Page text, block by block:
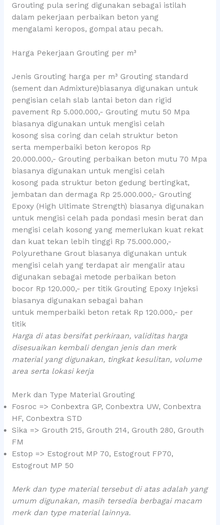
Grouting pula sering digunakan sebagai istilah
dalam pekerjaan perbaikan beton yang
mengalami keropos, gompal atau pecah.
Harga Pekerjaan Grouting per m³
Jenis Grouting harga per m³ Grouting standard
(sement dan Admixture)biasanya digunakan untuk
pengisian celah slab lantai beton dan rigid
pavement Rp 5.000.000,- Grouting mutu 50 Mpa
biasanya digunakan untuk mengisi celah
kosong sisa coring dan celah struktur beton
serta memperbaiki beton keropos Rp
20.000.000,- Grouting perbaikan beton mutu 70 Mpa
biasanya digunakan untuk mengisi celah
kosong pada struktur beton gedung bertingkat,
jembatan dan dermaga Rp 25.000.000,- Grouting
Epoxy (High Ultimate Strength) biasanya digunakan
untuk mengisi celah pada pondasi mesin berat dan
mengisi celah kosong yang memerlukan kuat rekat
dan kuat tekan lebih tinggi Rp 75.000.000,-
Polyurethane Grout biasanya digunakan untuk
mengisi celah yang terdapat air mengalir atau
digunakan sebagai metode perbaikan beton
bocor Rp 120.000,- per titik Grouting Epoxy Injeksi
biasanya digunakan sebagai bahan
untuk memperbaiki beton retak Rp 120.000,- per
titik
Harga di atas bersifat perkiraan, validitas harga
disesuaikan kembali dengan jenis dan merk
material yang digunakan, tingkat kesulitan, volume
area serta lokasi kerja
Merk dan Type Material Grouting
Fosroc => Conbextra GP, Conbextra UW, Conbextra
HF, Conbextra STD
Sika => Grouth 215, Grouth 214, Grouth 280, Grouth
FM
Estop => Estogrout MP 70, Estogrout FP70,
Estogrout MP 50
Merk dan type material tersebut di atas adalah yang
umum digunakan, masih tersedia berbagai macam
merk dan type material lainnya.